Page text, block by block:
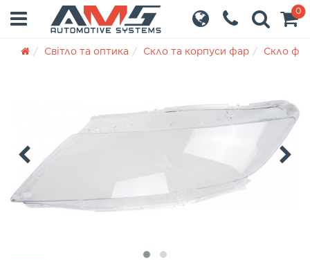
0
Світло та оптика Скло та корпуси фар Скло